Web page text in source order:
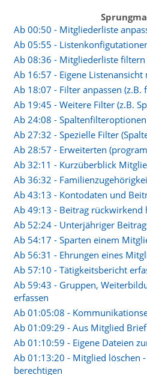
Ab 00:50 - Mitgliederliste
Ab 05:55 -
Ab 08:36 - Mitgliederliste filtern
Ab 16:57 - Eigene
Ab 18:07 - Filter anpassen (z.B.
Ab 19:45 - Weitere Filter (z.B.
Ab 24:08 - Spaltenfilteroptionen
Ab 27:32 - Spezielle Filter
Ab 28:57 - Erweiterten
Ab 32:11 - Kurzüberblick
Ab 36:32 -
Ab 43:13 - Kontodaten und
Ab 49:13 - Beitrag rückwirkend
Ab 52:24 - Unterjähriger
Ab 54:17 - Sparten einem
Ab 56:31 - Ehrungen eines
Ab 57:10 - Tätigkeitsbericht
Ab 59:43 - Gruppen,
erfassen
Ab 01:05:08 -
Ab 01:09:29 - Aus Mitglied
Ab 01:10:59 - Eigene Dateien
Ab 01:13:20 - Mitglied löschen
berechtigen
Nehmen
dürfen Sie uns gerne und
zur Verfügung.
Antworten.